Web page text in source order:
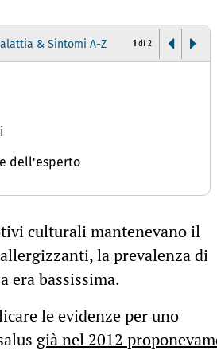
& Sintomi A-Z
dell'esperto
1 di 2
culturali mantenevano il
la prevalenza di
era bassissima.
le evidenze per uno
già nel 2012